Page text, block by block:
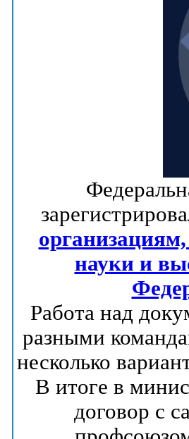
науки и
Работа над
разными
несколько
В итоге в
договор с